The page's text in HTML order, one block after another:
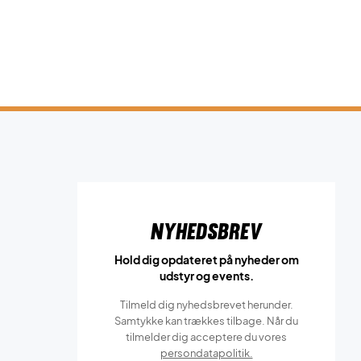
Nyhedsbrev
Hold dig opdateret på nyheder om
udstyr og events.
Tilmeld dig nyhedsbrevet herunder.
Samtykke kan trækkes tilbage. Når du
tilmelder dig acceptere du vores
persondatapolitik.